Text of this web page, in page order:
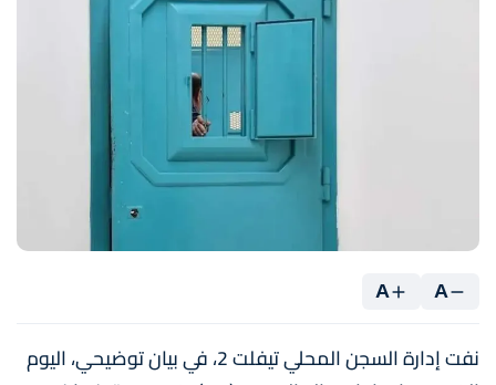
A
A
نفت إدارة السجن المحلي تيفلت 2، في بيان توضيحي، اليوم